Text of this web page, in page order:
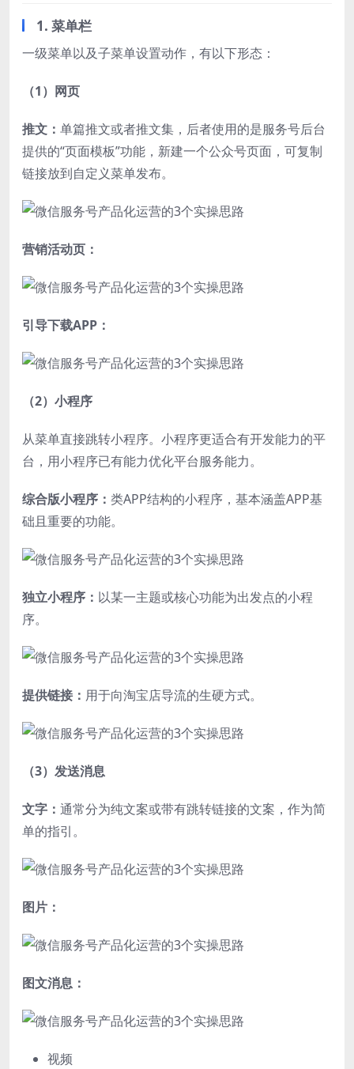
1. 菜单栏
一级菜单以及子菜单设置动作，有以下形态：
（1）网页
推文： 单篇推文或者推文集，后者使用的是服务号后台
提供的“页面模板”功能，新建一个公众号页面，可复制
链接放到自定义菜单发布。
营销活动页：
引导下载APP：
（2）小程序
从菜单直接跳转小程序。小程序更适合有开发能力的平
台，用小程序已有能力优化平台服务能力。
综合版小程序： 类APP结构的小程序，基本涵盖APP基
础且重要的功能。
独立小程序： 以某一主题或核心功能为出发点的小程
序。
提供链接： 用于向淘宝店导流的生硬方式。
（3）发送消息
文字： 通常分为纯文案或带有跳转链接的文案，作为简
单的指引。
图片：
图文消息：
视频